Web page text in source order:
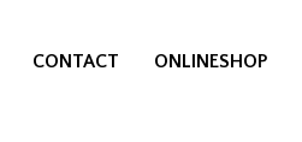
CONTACT ONLINESHOP